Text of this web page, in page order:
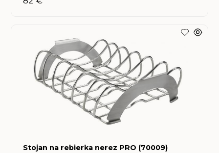
Stojan na rebierka nerez PRO (70009)